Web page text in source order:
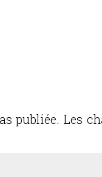
publiée. Les